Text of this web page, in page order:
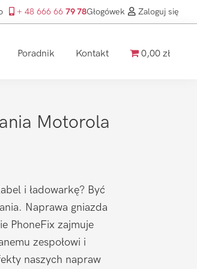
+ 48 666 66 79 78Głogówek Zaloguj się
Poradnik Kontakt 0,00 zł
Motorola
i ładowarkę? Być
Naprawa gniazda
PhoneFix zajmuje
zespołowi i
naszych napraw